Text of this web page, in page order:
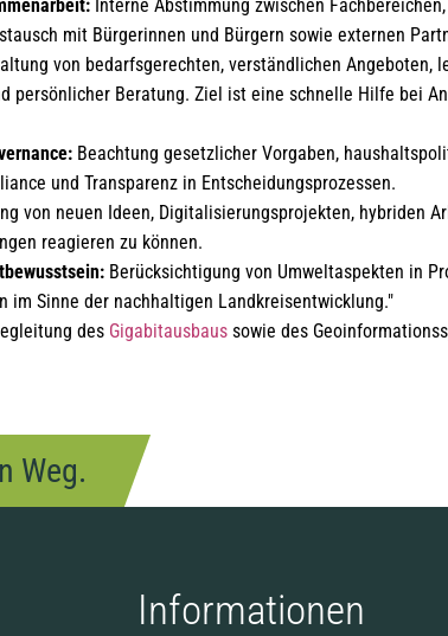
Interne Abstimmung zwischen
mit Bürgerinnen und Bürgern sowie externen
von bedarfsgerechten, verständlichen Angeboten,
persönlicher Beratung. Ziel ist eine schnelle Hilfe bei
Beachtung gesetzlicher Vorgaben,
und Transparenz in Entscheidungsprozessen.
von neuen Ideen, Digitalisierungsprojekten, hybriden
reagieren zu können.
Berücksichtigung von Umweltaspekten in
im Sinne der nachhaltigen Landkreisentwicklung."
des Gigabitausbaus sowie des
Weg.
Informationen